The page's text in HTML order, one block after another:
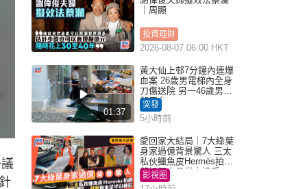
｜周顯
投資理財
2026-08-07 06:00 HKT
01:37
黃大仙上邨7分鐘內連爆
血案 26歲男電梯內全身
刀傷送院 另一46歲男倒
斃平台
突發
5小時前
愛回家大結局｜7大綠葉
身家過億背景驚人 三太
私伙鱷魚皮Hermès拍劇
蘇姐原來是半山樓后
影視圈